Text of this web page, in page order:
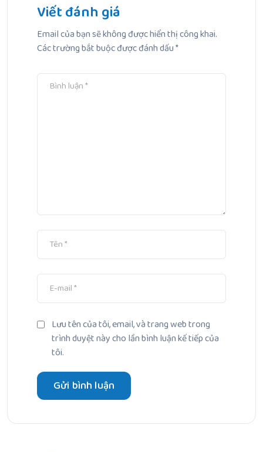
Bài Tiếp Theo
Top 8 Kem Chống Nắng Mùa Đông Cấp Ẩm, Kiềm Dầu
Viết đánh giá
Email của bạn sẽ không được hiển thị công khai.
Các trường bắt buộc được đánh dấu*
Lưu tên của tôi, email, và trang web trong
trình duyệt này cho lần bình luận kế tiếp của
tôi.